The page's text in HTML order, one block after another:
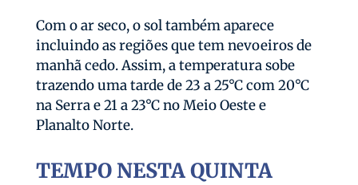
Com o ar seco, o sol também aparece
incluindo as regiões que tem nevoeiros de
manhã cedo. Assim, a temperatura sobe
trazendo uma tarde de 23 a 25°C com 20°C
na Serra e 21 a 23°C no Meio Oeste e
Planalto Norte.
TEMPO NESTA QUINTA